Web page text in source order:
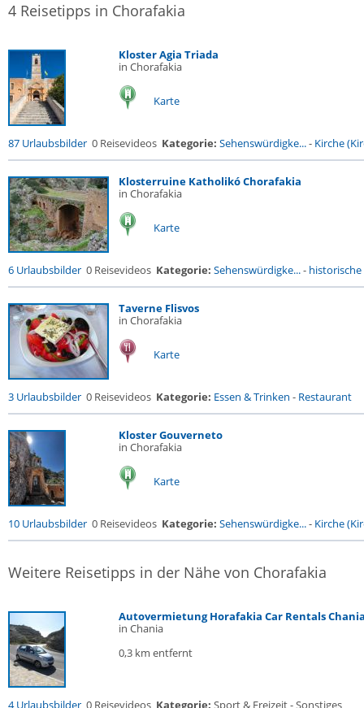
4 Reisetipps in Chorafakia
Kloster Agia Triada
in Chorafakia
Karte
87 Urlaubsbilder 0 Reisevideos Kategorie: Sehenswürdigke...- Kirche
Klosterruine Katholikó Chorafakia
in Chorafakia
Karte
6 Urlaubsbilder 0 Reisevideos Kategorie: Sehenswürdigke...- historische
Taverne Flisvos
in Chorafakia
Karte
3 Urlaubsbilder 0 Reisevideos Kategorie: Essen & Trinken - Restaurant
Kloster Gouverneto
in Chorafakia
Karte
10 Urlaubsbilder 0 Reisevideos Kategorie: Sehenswürdigke...- Kirche
Weitere Reisetipps in der Nähe von Chorafakia
Autovermietung Horafakia Car Rentals
in Chania
0,3 km entfernt
4 Urlaubsbilder 0 Reisevideos Kategorie: Sport & Freizeit - Sonstiges